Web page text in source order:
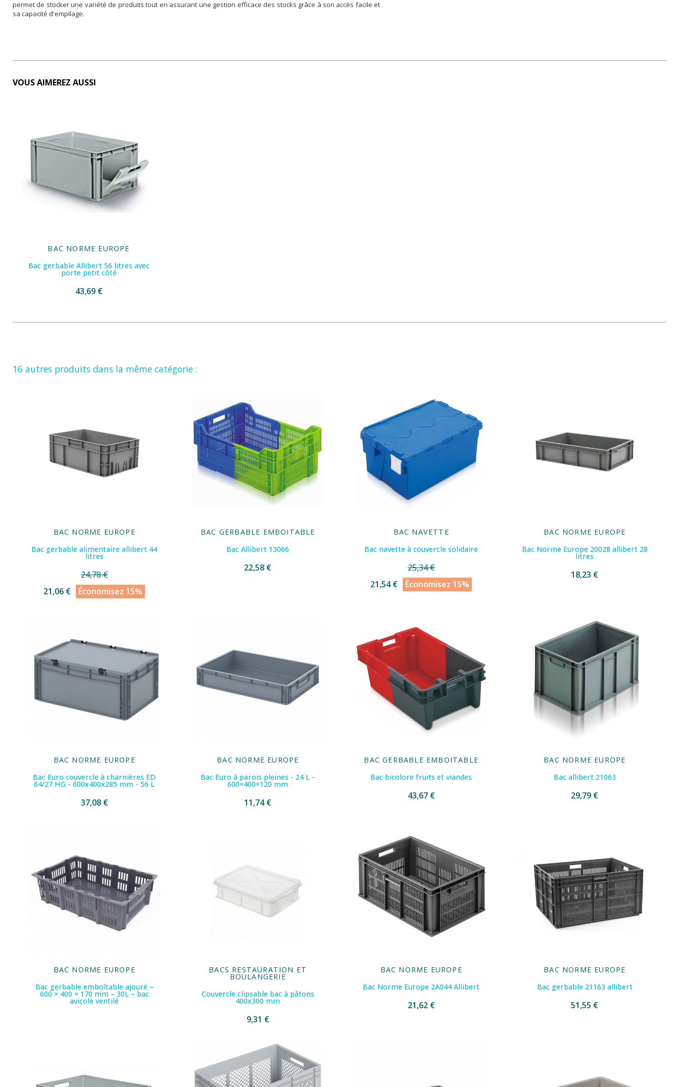
permet de stocker une variété de produits tout en assurant une gestion efficace des stocks grâce à son accès facile et
sa capacité d'empilage.
VOUS AIMEREZ AUSSI
BAC NORME EUROPE
Bac gerbable Allibert 56 litres avec
porte petit côté
43,69 €
16 autres produits dans la même catégorie :
BAC NORME EUROPE
Bac gerbable alimentaire allibert 44
litres
24,78 €
21,06 €
Économisez 15%
BAC GERBABLE EMBOITABLE
Bac Allibert 13066
22,58 €
BAC NAVETTE
Bac navette à couvercle solidaire
25,34 €
21,54 €
Économisez 15%
BAC NORME EUROPE
Bac Norme Europe 20028 allibert 28
litres
18,23 €
BAC NORME EUROPE
Bac Euro couvercle à charnières ED
64/27 HG - 600x400x285 mm - 56 L
37,08 €
BAC NORME EUROPE
Bac Euro à parois pleines - 24 L -
600×400×120 mm
11,74 €
BAC GERBABLE EMBOITABLE
Bac bicolore fruits et viandes
43,67 €
BAC NORME EUROPE
Bac allibert 21063
29,79 €
BAC NORME EUROPE
Bac gerbable emboîtable ajouré –
600 × 400 × 170 mm – 30L – bac
avicole ventilé
BACS RESTAURATION ET
BOULANGERIE
Couvercle clipsable bac à pâtons
400x300 mm
9,31 €
BAC NORME EUROPE
Bac Norme Europe 2A044 Allibert
21,62 €
BAC NORME EUROPE
Bac gerbable 21163 allibert
51,55 €